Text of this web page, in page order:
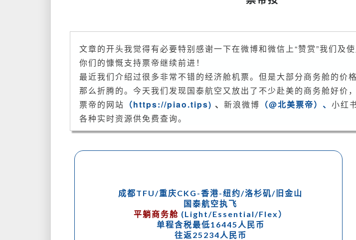
腾，
少，
不
贵！
商
内
一
转
机
文章的开头我觉得有必要特别感谢一下在微博和微信上“赞赏”我们及使
你们的慷慨支持票帝继续前进！
最近我们介绍过很多非常不错的经济舱机票。但是大部分商务舱的价
那么折腾的。今天我们发现国泰航空又放出了不少赴美的商务舱好价
票帝的网站 （https://piao.tips) 、 新浪微博 （@北美票帝）、 小红
各种实时资源供免费查询。
成都TFU/重庆CKG-香港-纽约/洛杉矶/旧金山
国泰航空执飞
平躺商务舱 (Light/Essential/Flex）
单程含税最低16445人民币
往返25234人民币